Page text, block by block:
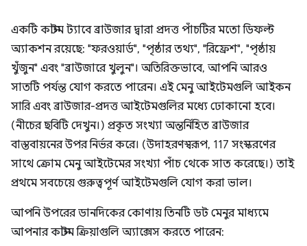
একটি কাস্টম ট্যাবে ব্রাউজার দ্বারা প্রদত্ত পাঁচটির মতো ডিফল্ট
অ্যাকশন রয়েছে: "ফরওয়ার্ড", "পৃষ্ঠার তথ্য", "রিফ্রেশ", "পৃষ্ঠায়
খুঁজুন" এবং "ব্রাউজারে খুলুন"। অতিরিক্তভাবে, আপনি আরও
সাতটি পর্যন্ত যোগ করতে পারেন। এই মেনু আইটেমগুলি আইকন
সারি এবং ব্রাউজার-প্রদত্ত আইটেমগুলির মধ্যে ঢোকানো হবে।
(নীচের ছবিটি দেখুন।) প্রকৃত সংখ্যা অন্তর্নিহিত ব্রাউজার
বাস্তবায়নের উপর নির্ভর করে। (উদাহরণস্বরূপ, 117 সংস্করণের
সাথে ক্রোম মেনু আইটেমের সংখ্যা পাঁচ থেকে সাত করেছে।) তাই
প্রথমে সবচেয়ে গুরুত্বপূর্ণ আইটেমগুলি যোগ করা ভাল।
আপনি উপরের ডানদিকের কোণায় তিনটি ডট মেনুর মাধ্যমে
আপনার কাস্টম ক্রিয়াগুলি অ্যাক্সেস করতে পারেন: